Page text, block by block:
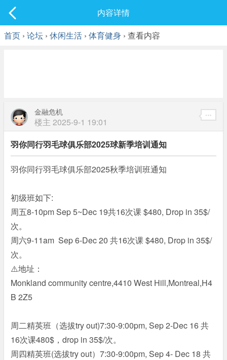
最新发表
内容详情
首页 › 论坛 › 休闲生活 › 体育健身 › 查看内容
金融危机
楼主 2025-9-1 19:01
羽你同行羽毛球俱乐部2025球新季培训通知
羽你同行羽毛球俱乐部2025秋季培训班通知
初级班如下:
周五8-10pm Sep 5~Dec 19共16次课 $480, Drop in 35$/
次。
周六9-11am Sep 6-Dec 20 共16次课 $480, Drop in 35$/
次。
⚠️地址：
Monkland community centre,4410 West Hill,Montreal,H4
B 2Z5
周二精英班（选拔try out)7:30-9:00pm, Sep 2-Dec 16 共
16次课480$，drop in 35$/次。
周四精英班(选拔try out）7:30-9:00pm, Sep 4- Dec 18 共